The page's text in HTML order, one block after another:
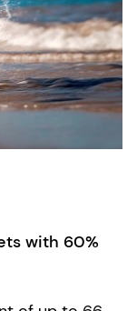
with 60%